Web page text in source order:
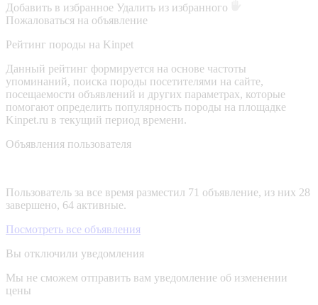
Добавить в избранное Удалить из избранного
Пожаловаться на объявление
Рейтинг породы на Kinpet
Данный рейтинг формируется на основе частоты
упоминаний, поиска породы посетителями на сайте,
посещаемости объявлений и других параметрах, которые
помогают определить популярность породы на площадке
Kinpet.ru в текущий период времени.
Объявления пользователя
Пользователь за все время разместил 71 объявление, из них 28
завершено, 64 активные.
Посмотреть все объявления
Вы отключили уведомления
Мы не сможем отправить вам уведомление об изменении
цены